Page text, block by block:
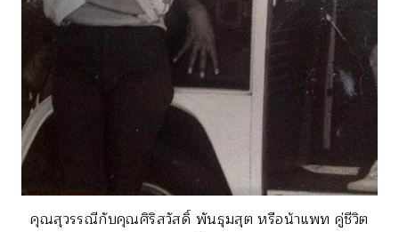
คุณสุวรรณีกับคุณศิริสวัสดิ์ พันธุมสุต หรือน้าแพท คู่ชีวิต